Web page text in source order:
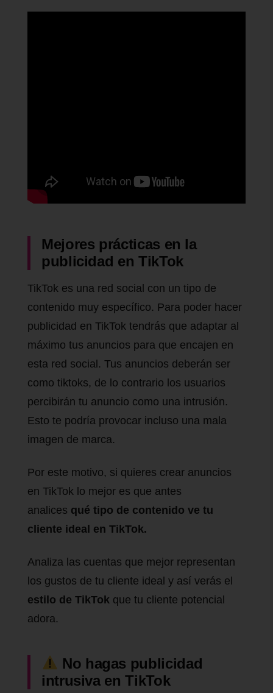
Mejores prácticas en la
publicidad en TikTok
TikTok es una red social con un tipo de
contenido muy específico. Para poder hacer
publicidad en TikTok tendrás que adaptar al
máximo tus anuncios para que encajen en
esta red social. Tus anuncios deberán ser
como tiktoks, de lo contrario los usuarios
percibirán tu anuncio como una intrusión.
Esto te podría provocar incluso una mala
imagen de marca.
Por este motivo, si quieres crear anuncios
en TikTok lo mejor es que antes
analices qué tipo de contenido ve tu
cliente ideal en TikTok.
Analiza las cuentas que mejor representan
los gustos de tu cliente ideal y así verás el
estilo de TikTok que tu cliente potencial
adora.
No hagas publicidad
intrusiva en TikTok